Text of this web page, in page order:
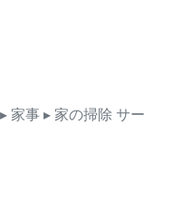
▸ 家事 ▸ 家の掃除 サー